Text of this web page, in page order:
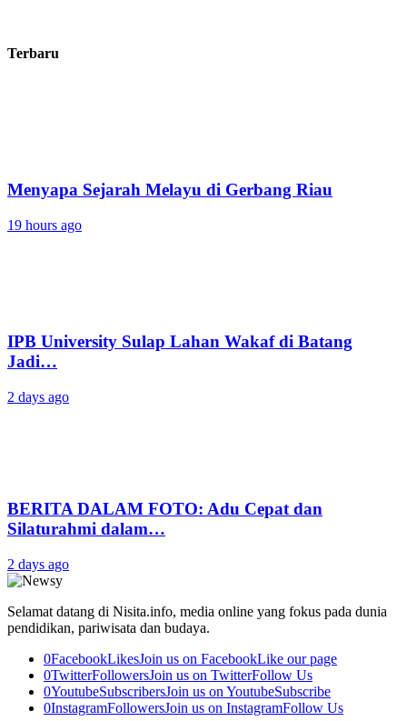
Terbaru
Menyapa Sejarah Melayu di Gerbang Riau
19 hours ago
IPB University Sulap Lahan Wakaf di Batang
Jadi…
2 days ago
BERITA DALAM FOTO: Adu Cepat dan
Silaturahmi dalam…
2 days ago
Selamat datang di Nisita.info, media online yang fokus pada dunia
pendidikan, pariwisata dan budaya.
0FacebookLikesJoin us on FacebookLike our page
0TwitterFollowersJoin us on TwitterFollow Us
0YoutubeSubscribersJoin us on YoutubeSubscribe
0InstagramFollowersJoin us on InstagramFollow Us